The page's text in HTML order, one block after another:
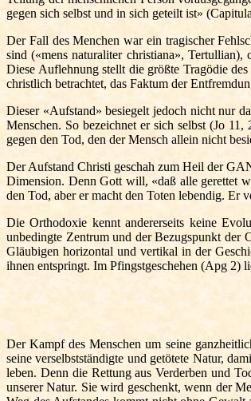
gegen sich selbst und in sich geteilt ist»
Der Fall des Menchen war ein tragischer
sind («mens naturaliter christiana»,
Diese Auflehnung stellt die größte Tragödie
christlich betrachtet, das Faktum der
Dieser «Aufstand» besiegelt jedoch nicht nur
Menschen. So bezeichnet er sich selbst (Jo
gegen den Tod, den der Mensch allein nicht
Der Aufstand Christi geschah zum Heil der
Dimension. Denn Gott will, «daß alle gerettet
den Tod, aber er macht den Toten lebendig. Er
Die Orthodoxie kennt andererseits keine
unbedingte Zentrum und der Bezugspunkt der
Gläubigen horizontal und vertikal in der
ihnen entspringt. Im Pfingstgeschehen (Apg 2)
Der Kampf des Menschen um seine
seine verselbstständigte und getötete Natur,
leben. Denn die Rettung aus Verderben und
unserer Natur. Sie wird geschenkt, wenn der